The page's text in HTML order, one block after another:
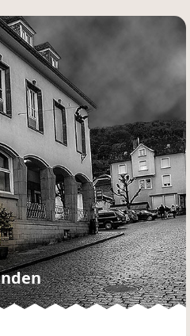
navigation